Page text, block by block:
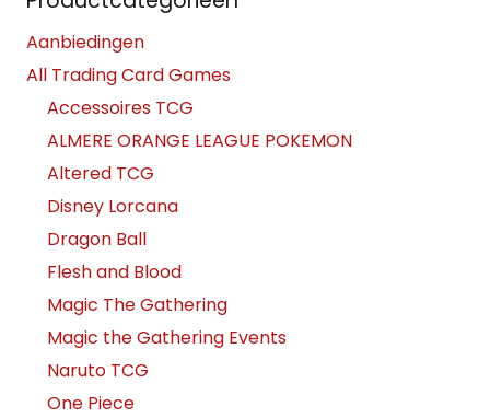
Aanbiedingen
All Trading Card Games
Accessoires TCG
ALMERE ORANGE LEAGUE POKEMON
Altered TCG
Disney Lorcana
Dragon Ball
Flesh and Blood
Magic The Gathering
Magic the Gathering Events
Naruto TCG
One Piece